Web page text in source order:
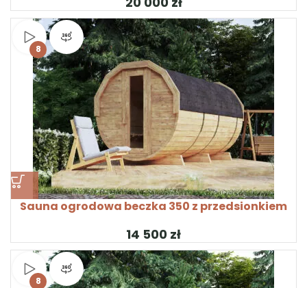
Obejrzyj wideo
8
Widok produktu 360°
Sauna ogrodowa beczka 350 z przedsionkiem
zł
Obejrzyj wideo
8
Widok produktu 360°